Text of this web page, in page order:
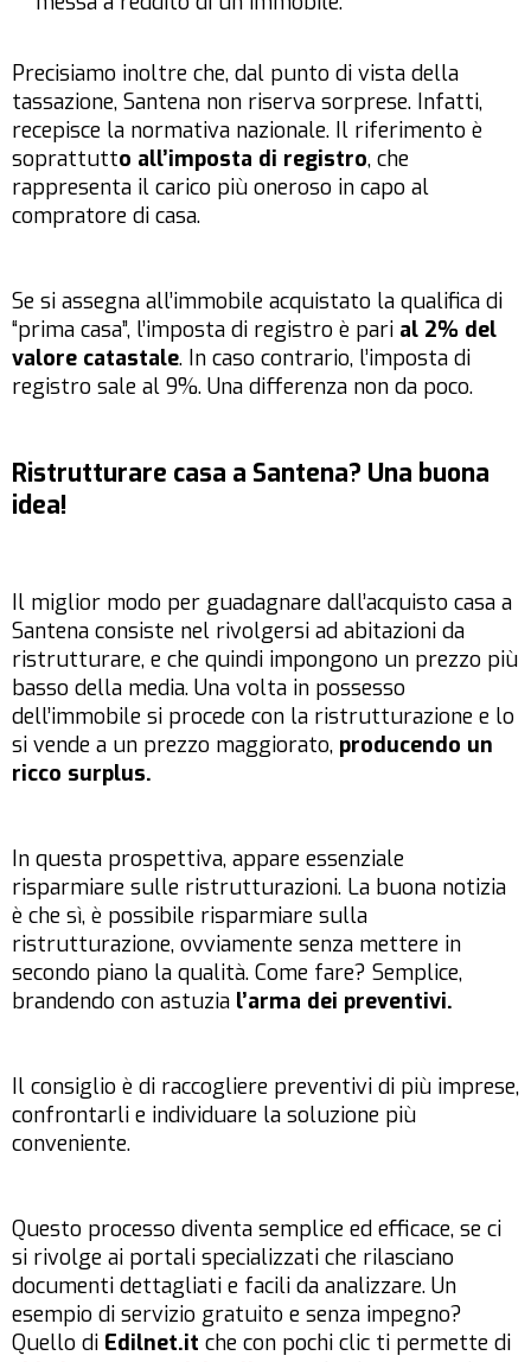
Precisiamo inoltre che, dal punto di vista della
tassazione, Santena non riserva sorprese. Infatti,
recepisce la normativa nazionale. Il riferimento è
soprattutto all’imposta di registro, che
rappresenta il carico più oneroso in capo al
compratore di casa.
Se si assegna all’immobile acquistato la qualifica di
“prima casa”, l’imposta di registro è pari al 2% del
valore catastale. In caso contrario, l’imposta di
registro sale al 9%. Una differenza non da poco.
Ristrutturare casa a Santena? Una buona
idea!
Il miglior modo per guadagnare dall’acquisto casa a
Santena consiste nel rivolgersi ad abitazioni da
ristrutturare, e che quindi impongono un prezzo più
basso della media. Una volta in possesso
dell’immobile si procede con la ristrutturazione e lo
si vende a un prezzo maggiorato, producendo un
ricco surplus.
In questa prospettiva, appare essenziale
risparmiare sulle ristrutturazioni. La buona notizia
è che sì, è possibile risparmiare sulla
ristrutturazione, ovviamente senza mettere in
secondo piano la qualità. Come fare? Semplice,
brandendo con astuzia l’arma dei preventivi.
Il consiglio è di raccogliere preventivi di più imprese,
confrontarli e individuare la soluzione più
conveniente.
Questo processo diventa semplice ed efficace, se ci
si rivolge ai portali specializzati che rilasciano
documenti dettagliati e facili da analizzare. Un
esempio di servizio gratuito e senza impegno?
Quello di Edilnet.it che con pochi clic ti permette di